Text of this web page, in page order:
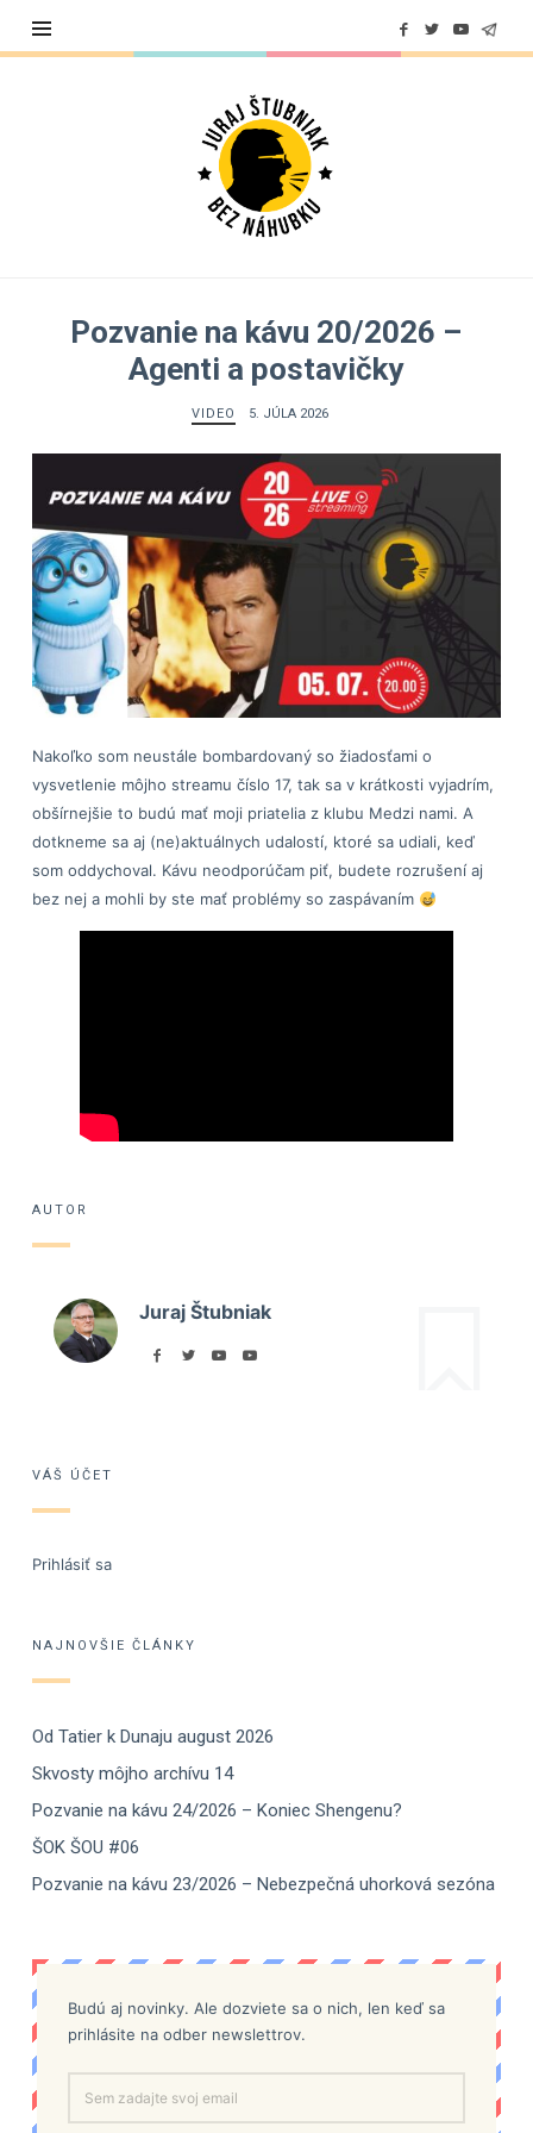
Juraj
Štubniak
Pozvanie na kávu 20/2026 –
Agenti a postavičky
VIDEO 5. JÚLA 2026
Nakoľko som neustále bombardovaný so žiadosťami o
vysvetlenie môjho streamu číslo 17, tak sa v krátkosti vyjadrím,
obšírnejšie to budú mať moji priatelia z klubu Medzi nami. A
dotkneme sa aj (ne)aktuálnych udalostí, ktoré sa udiali, keď
som oddychoval. Kávu neodporúčam piť, budete rozrušení aj
bez nej a mohli by ste mať problémy so zaspávaním
AUTOR
Juraj Štubniak
VÁŠ ÚČET
Prihlásiť sa
NAJNOVŠIE ČLÁNKY
Od Tatier k Dunaju august 2026
Skvosty môjho archívu 14
Pozvanie na kávu 24/2026 – Koniec Shengenu?
ŠOK ŠOU #06
Pozvanie na kávu 23/2026 – Nebezpečná uhorková sezóna
Budú aj novinky. Ale dozviete sa o nich, len keď sa
prihlásite na odber newslettrov.